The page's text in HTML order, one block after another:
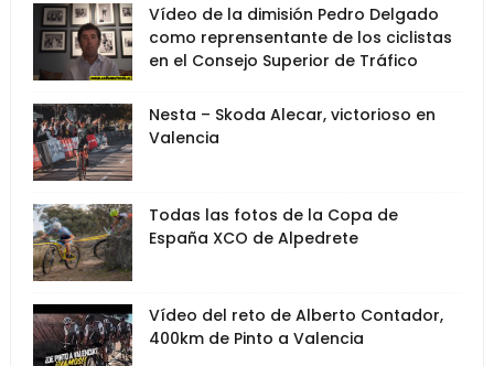
Vídeo de la dimisión Pedro Delgado
como reprensentante de los ciclistas
en el Consejo Superior de Tráfico
Nesta – Skoda Alecar, victorioso en
Valencia
Todas las fotos de la Copa de
España XCO de Alpedrete
Vídeo del reto de Alberto Contador,
400km de Pinto a Valencia